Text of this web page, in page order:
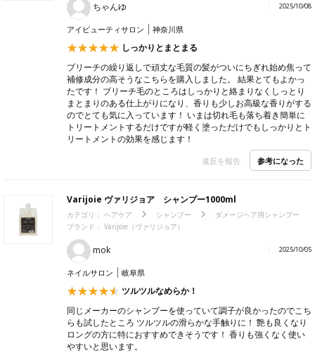
ちゃんゆ 2025/10/08
アイビューティサロン 神奈川県
しっかりとまとまる
ブリーチの繰り返しで頑丈な毛質の髪がついにちぎれ始め焦って
補修成分の高そうなこちらを購入しました。 結果とてもよかっ
たです！ ブリーチ毛のところはしっかりと絡まりなくしっとり
まとまりのある仕上がりになり、香りも少しお高級な香りがする
のでとても気に入っています！ いまは切れ毛も落ち着き簡単に
トリートメントするだけですが軽く塗っただけでもしっかりとト
リートメントの効果を感じます！
違反を報告 参考になった
Varijoie ヴァリジョア シャンプー1000ml
カテゴリ： ヘアケア シャンプー
ダメージヘア用シャンプー
ブランド： Varijoie（ヴァリジョア）
mok 2025/10/05
ネイルサロン 岐阜県
ツルツルなめらか！
同じメーカーのシャンプーを使っていて調子が良かったのでこち
らも試したところ ツルツルの滑らかな手触りに！ 艶も良くなり
ロングの方に特におすすめできそうです！ 香りも強くなく使い
やすいと思います。